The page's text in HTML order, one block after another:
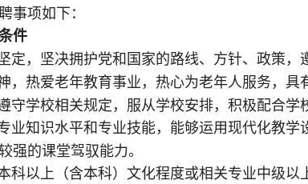
事项如下：
件
，坚决拥护党和国家的路线、方针、政策，
，热爱老年教育事业，热心为老年人服务，具
守学校相关规定，服从学校安排，积极配合学
业知识水平和专业技能，能够运用现代化教学
强的课堂驾驭能力。
科以上（含本科）文化程度或相关专业中级以